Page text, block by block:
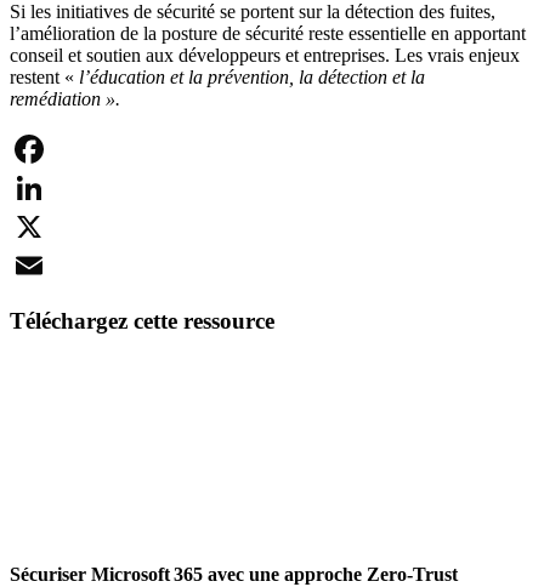
Si les initiatives de sécurité se portent sur la détection des fuites,
l’amélioration de la posture de sécurité reste essentielle en apportant
conseil et soutien aux développeurs et entreprises. Les vrais enjeux
restent « l’éducation et la prévention, la détection et la
remédiation ».
Facebook
LinkedIn
X
Téléchargez cette ressource
Sécuriser Microsoft 365 avec une approche Zero-Trust